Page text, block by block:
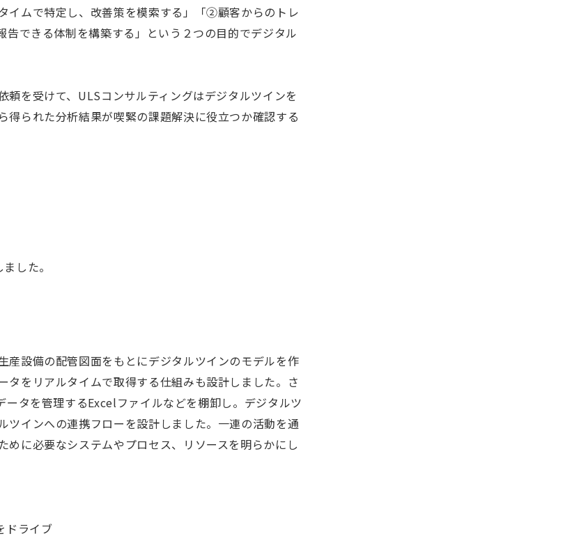
ムで特定し、改善策を模索する」「②顧客からのトレ
できる体制を構築する」という２つの目的でデジタル
を受けて、ULSコンサルティングはデジタルツインを
られた分析結果が喫緊の課題解決に役立つか確認する
した。
産設備の配管図面をもとにデジタルツインのモデルを作
をリアルタイムで取得する仕組みも設計しました。さ
タを管理するExcelファイルなどを棚卸し。デジタルツ
インへの連携フローを設計しました。一連の活動を通
に必要なシステムやプロセス、リソースを明らかにし
ドライブ